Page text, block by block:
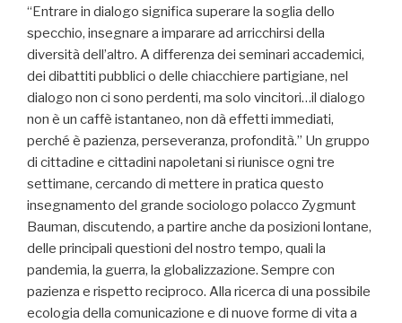
“Entrare in dialogo significa superare la soglia dello
specchio, insegnare a imparare ad arricchirsi della
diversità dell’altro. A differenza dei seminari accademici,
dei dibattiti pubblici o delle chiacchiere partigiane, nel
dialogo non ci sono perdenti, ma solo vincitori…il dialogo
non è un caffè istantaneo, non dà effetti immediati,
perché è pazienza, perseveranza, profondità.” Un gruppo
di cittadine e cittadini napoletani si riunisce ogni tre
settimane, cercando di mettere in pratica questo
insegnamento del grande sociologo polacco Zygmunt
Bauman, discutendo, a partire anche da posizioni lontane,
delle principali questioni del nostro tempo, quali la
pandemia, la guerra, la globalizzazione. Sempre con
pazienza e rispetto reciproco. Alla ricerca di una possibile
ecologia della comunicazione e di nuove forme di vita a